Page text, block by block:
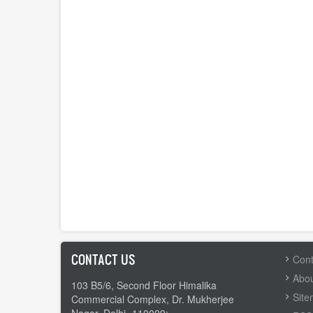
CONTACT US
103 B5/6, Second Floor Himalika
Commercial Complex, Dr. Mukherjee
FOOTER
MENU